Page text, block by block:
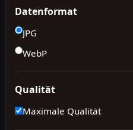
Datenformat
JPG
WebP
Qualität
Maximale Qualität